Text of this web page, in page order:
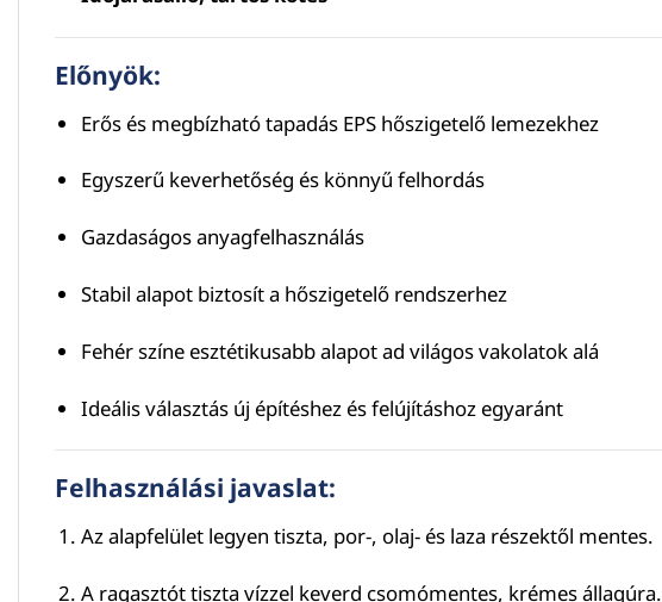
Előnyök:
Erős és megbízható tapadás EPS hőszigetelő lemezekhez
Egyszerű keverhetőség és könnyű felhordás
Gazdaságos anyagfelhasználás
Stabil alapot biztosít a hőszigetelő rendszerhez
Fehér színe esztétikusabb alapot ad világos vakolatok alá
Ideális választás új építéshez és felújításhoz egyaránt
Felhasználási javaslat:
Az alapfelület legyen tiszta, por-, olaj- és laza részektől mentes.
A ragasztót tiszta vízzel keverd csomómentes, krémes állagúra.